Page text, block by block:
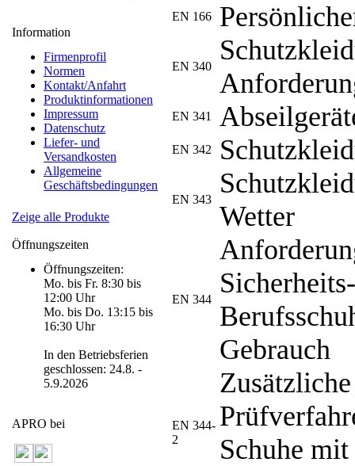
Information
Firmenprofil
Normen
Kontakt/Anfahrt
Produktinformationen
Impressum
Datenschutz
Liefer- und
Versandkosten
Allgemeine
Geschäftsbedingungen
Zeige alle Produkte
Öffnungszeiten
Öffnungszeiten:
Mo. bis Fr. 8:30 bis
12:00 Uhr
Mo. bis Do. 13:15 bis
16:30 Uhr
In den Betriebsferien
geschlossen: 24.8. -
5.9.2026
APRO bei
EN 166
EN 340
EN 341
EN 342
EN 343
Wetter
EN 344
Gebrauch
EN 344-
2
Schuhe